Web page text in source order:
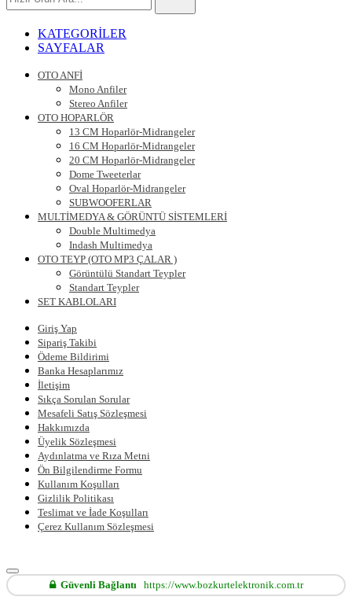
Ürün
KATEGORİLER
SAYFALAR
OTO ANFİ
Mono Anfiler
Stereo Anfiler
OTO HOPARLÖR
13 CM Hoparlör-Midrangeler
16 CM Hoparlör-Midrangeler
20 CM Hoparlör-Midrangeler
Dome Tweeterlar
Oval Hoparlör-Midrangeler
SUBWOOFERLAR
MULTİMEDYA & GÖRÜNTÜ SİSTEMLERİ
Double Multimedya
Indash Multimedya
OTO TEYP (OTO MP3 ÇALAR )
Görüntülü Standart Teypler
Standart Teypler
SET KABLOLARI
Giriş Yap
Sipariş Takibi
Ödeme Bildirimi
Banka Hesaplarımız
İletişim
Sıkça Sorulan Sorular
Mesafeli Satış Sözleşmesi
Hakkımızda
Üyelik Sözleşmesi
Aydınlatma ve Rıza Metni
Ön Bilgilendirme Formu
Kullanım Koşulları
Gizlilik Politikası
Teslimat ve İade Koşulları
Çerez Kullanım Sözleşmesi
Güvenli Bağlantıhttps://www.bozkurtelektronik.com.tr